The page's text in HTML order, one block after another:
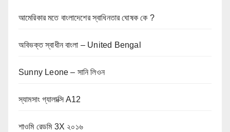
আমেরিকার মতে বাংলাদেশের স্বাধিনতার ঘোষক কে ?
অবিভক্ত স্বাধীন বাংলা – United Bengal
Sunny Leone – সানি লিওন
স্যামসাং গ্যালাক্সি A12
শাওমি রেডমি 3X ২০১৬